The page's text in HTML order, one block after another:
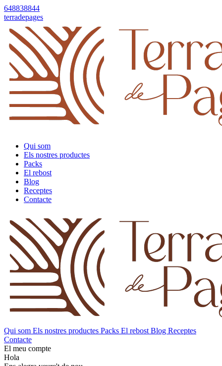
648838844
terradepages
Qui som
Els nostres productes
Packs
El rebost
Blog
Receptes
Contacte
Qui som Els nostres productes Packs El rebost Blog Receptes
Contacte
El meu compte
Hola